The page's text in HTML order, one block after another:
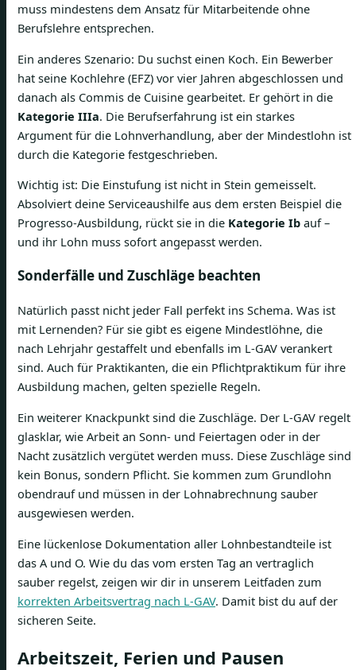
muss mindestens dem Ansatz für Mitarbeitende ohne
Berufslehre entsprechen.
Ein anderes Szenario: Du suchst einen Koch. Ein Bewerber
hat seine Kochlehre (EFZ) vor vier Jahren abgeschlossen und
danach als Commis de Cuisine gearbeitet. Er gehört in die
Kategorie IIIa. Die Berufserfahrung ist ein starkes
Argument für die Lohnverhandlung, aber der Mindestlohn ist
durch die Kategorie festgeschrieben.
Wichtig ist: Die Einstufung ist nicht in Stein gemeisselt.
Absolviert deine Serviceaushilfe aus dem ersten Beispiel die
Progresso-Ausbildung, rückt sie in die Kategorie Ib auf –
und ihr Lohn muss sofort angepasst werden.
Sonderfälle und Zuschläge beachten
Natürlich passt nicht jeder Fall perfekt ins Schema. Was ist
mit Lernenden? Für sie gibt es eigene Mindestlöhne, die
nach Lehrjahr gestaffelt und ebenfalls im L-GAV verankert
sind. Auch für Praktikanten, die ein Pflichtpraktikum für ihre
Ausbildung machen, gelten spezielle Regeln.
Ein weiterer Knackpunkt sind die Zuschläge. Der L-GAV regelt
glasklar, wie Arbeit an Sonn- und Feiertagen oder in der
Nacht zusätzlich vergütet werden muss. Diese Zuschläge sind
kein Bonus, sondern Pflicht. Sie kommen zum Grundlohn
obendrauf und müssen in der Lohnabrechnung sauber
ausgewiesen werden.
Eine lückenlose Dokumentation aller Lohnbestandteile ist
das A und O. Wie du das vom ersten Tag an vertraglich
sauber regelst, zeigen wir dir in unserem Leitfaden zum
korrekten Arbeitsvertrag nach L-GAV. Damit bist du auf der
sicheren Seite.
Arbeitszeit, Ferien und Pausen